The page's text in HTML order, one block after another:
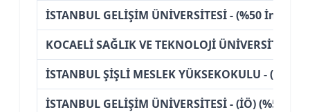
İSTANBUL GELİŞİM ÜNİVERSİTESİ - (%50
KOCAELİ SAĞLIK VE TEKNOLOJİ ÜNİVERSİTESİ
İSTANBUL ŞİŞLİ MESLEK YÜKSEKOKULU - (İÖ)
İSTANBUL GELİŞİM ÜNİVERSİTESİ - (İÖ) (%50